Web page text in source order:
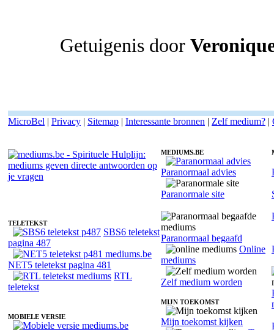
Getuigenis door
MicroBel | Privacy | Sitemap | Interessante bronnen | Zelf medium? |
TELETEKST
SBS6 teletekst
pagina 487
NET5 teletekst pagina 481
RTL
teletekst
MOBIELE VERSIE
MEDIUMS.BE
Paranormaal advies
Paranormale site
Paranormaal begaafd
Online
mediums
Zelf medium worden
MIJN TOEKOMST
Mijn toekomst kijken